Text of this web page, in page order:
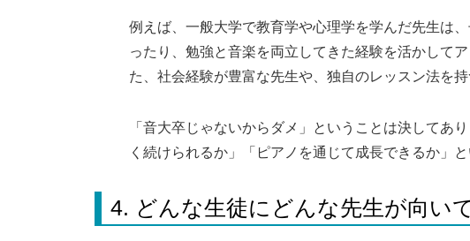
例えば、一般大学で教育学や心理学を学んだ先生は
ったり、勉強と音楽を両立してきた経験を活かして
た、社会経験が豊富な先生や、独自のレッスン法を持
「音大卒じゃないからダメ」ということは決してあ
く続けられるか」「ピアノを通じて成長できるか」と
4. どんな生徒にどんな先生が向い